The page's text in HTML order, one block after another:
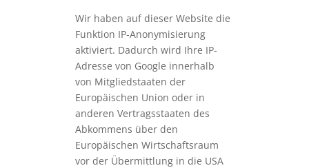
Wir haben auf dieser Website die
Funktion IP-Anonymisierung
aktiviert. Dadurch wird Ihre IP-
Adresse von Google innerhalb
von Mitgliedstaaten der
Europäischen Union oder in
anderen Vertragsstaaten des
Abkommens über den
Europäischen Wirtschaftsraum
vor der Übermittlung in die USA